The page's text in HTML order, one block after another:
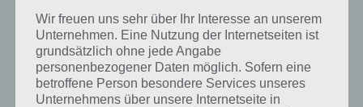
Urlaubsort bei Deutschen”.
Beliebter Urlaubsort bei Deutschen:
Lösung für 94%
Wir freuen uns sehr über Ihr Interesse an unserem
Unternehmen. Eine Nutzung der Internetseiten ist
grundsätzlich ohne jede Angabe
personenbezogener Daten möglich. Sofern eine
betroffene Person besondere Services unseres
Unternehmens über unsere Internetseite in